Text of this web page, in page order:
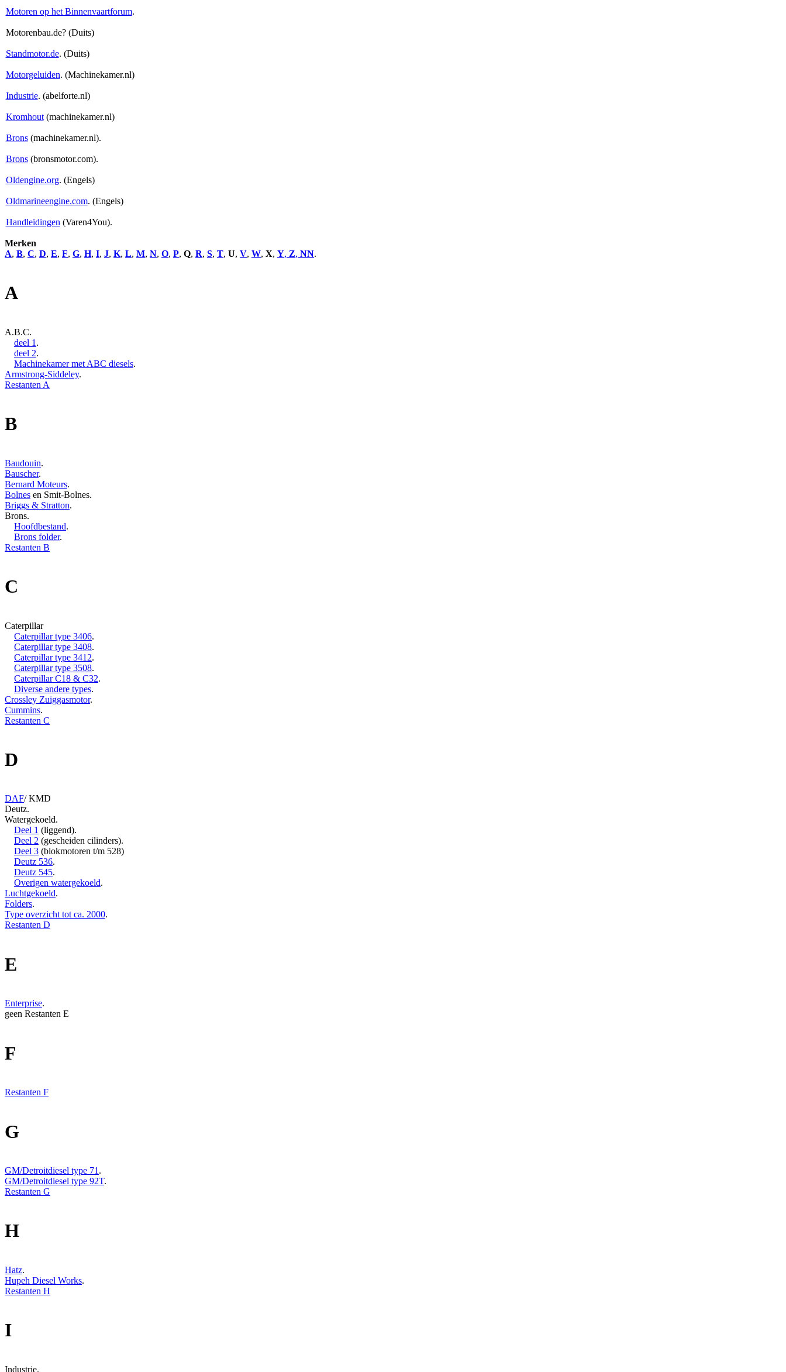
Motoren op het Binnenvaartforum.
Motorenbau.de? (Duits)
Standmotor.de. (Duits)
Motorgeluiden. (Machinekamer.nl)
Industrie. (abelforte.nl)
Kromhout(machinekamer.nl)
Brons(machinekamer.nl).
Brons(bronsmotor.com).
Oldengine.org. (Engels)
Oldmarineengine.com. (Engels)
Handleidingen (Varen4You).
Merken
A, B, C, D, E, F, G, H, I, J, K, L, M, N, O, P, Q, R, S, T, U, V, W, X, Y, Z, NN.
A
A.B.C.
deel 1 .
deel 2.
Machinekamer met ABC diesels.
Armstrong-Siddeley.
Restanten A
B
Baudouin.
Bauscher.
Bernard Moteurs.
Bolnes en Smit-Bolnes.
Briggs & Stratton.
Brons.
Hoofdbestand.
Brons folder.
Restanten B
C
Caterpillar
Caterpillar type 3406.
Caterpillar type 3408.
Caterpillar type 3412.
Caterpillar type 3508.
Caterpillar C18 & C32.
Diverse andere types.
Crossley Zuiggasmotor.
Cummins.
Restanten C
D
DAF/ KMD
Deutz.
Watergekoeld.
Deel 1 (liggend).
Deel 2 (gescheiden cilinders).
Deel 3 (blokmotoren t/m 528)
Deutz 536.
Deutz 545.
Overigen watergekoeld.
Luchtgekoeld.
Folders.
Type overzicht tot ca. 2000.
Restanten D
E
Enterprise.
geen Restanten E
F
Restanten F
G
GM/Detroitdiesel type 71 .
GM/Detroitdiesel type 92T.
Restanten G
H
Hatz.
Hupeh Diesel Works.
Restanten H
I
Industrie.